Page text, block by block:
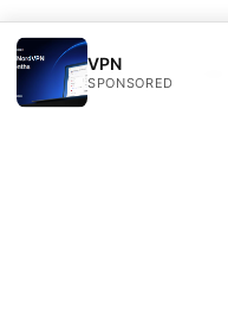
VPN
SPONSORED
© 2026 Healthsolved. All